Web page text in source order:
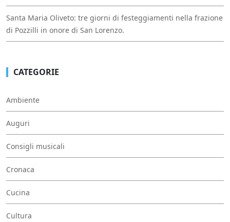
Santa Maria Oliveto: tre giorni di festeggiamenti nella frazione
di Pozzilli in onore di San Lorenzo.
CATEGORIE
Ambiente
Auguri
Consigli musicali
Cronaca
Cucina
Cultura